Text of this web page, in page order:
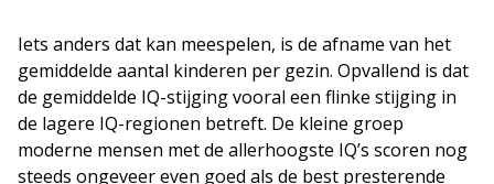
Iets anders dat kan meespelen, is de afname van het
gemiddelde aantal kinderen per gezin. Opvallend is dat
de gemiddelde IQ-stijging vooral een flinke stijging in
de lagere IQ-regionen betreft. De kleine groep
moderne mensen met de allerhoogste IQ’s scoren nog
steeds ongeveer even goed als de best presterende